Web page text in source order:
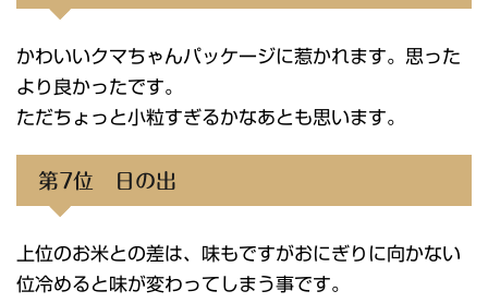
かわいいクマちゃんパッケージに惹かれます。思った
より良かったです。
ただちょっと小粒すぎるかなあとも思います。
第7位 日の出
上位のお米との差は、味もですがおにぎりに向かない
位冷めると味が変わってしまう事です。